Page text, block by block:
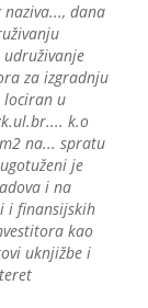
dana
za izgradnju
lociran u
k.o
na... spratu
je
i na
i finansijskih
kao
uknjižbe i